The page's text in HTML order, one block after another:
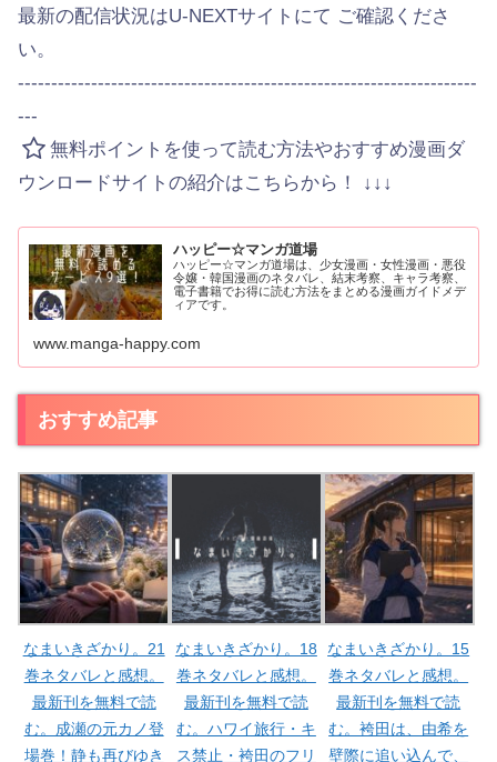
最新の配信状況はU-NEXTサイトにて ご確認くださ
い。
---------------------------------------------------------------------
---
無料ポイントを使って読む方法やおすすめ漫画ダ
ウンロードサイトの紹介はこちらから！ ↓↓↓
ハッピー☆マンガ道場
ハッピー☆マンガ道場は、少女漫画・女性漫画・悪役
令嬢・韓国漫画のネタバレ、結末考察、キャラ考察、
電子書籍でお得に読む方法をまとめる漫画ガイドメデ
ィアです。
www.manga-happy.com
おすすめ記事
なまいきざかり。21
巻ネタバレと感想。
最新刊を無料で読
む。成瀬の元カノ登
場巻！静も再びゆき
なまいきざかり。18
巻ネタバレと感想。
最新刊を無料で読
む。ハワイ旅行・キ
ス禁止・袴田のフリ
なまいきざかり。15
巻ネタバレと感想。
最新刊を無料で読
む。袴田は、由希を
壁際に追い込んで、